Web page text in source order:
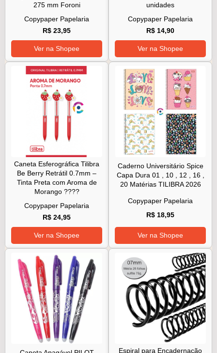
275 mm Foroni
Copypaper Papelaria
R$ 23,95
Ver na Shopee
unidades
Copypaper Papelaria
R$ 14,90
Ver na Shopee
Caneta Esferográfica Tilibra
Be Berry Retrátil 0.7mm –
Tinta Preta com Aroma de
Morango ????
Copypaper Papelaria
R$ 24,95
Ver na Shopee
Caderno Universitário Spice
Capa Dura 01 , 10 , 12 , 16 ,
20 Matérias TILIBRA 2026
Copypaper Papelaria
R$ 18,95
Ver na Shopee
Espiral para Encadernação